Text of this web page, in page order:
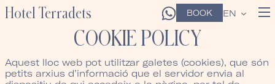
Hotel Terradets BOOK EN
COOKIE POLICY
Aquest lloc web pot utilitzar galetes (cookies), que són
petits arxius d’informació que el servidor envia al